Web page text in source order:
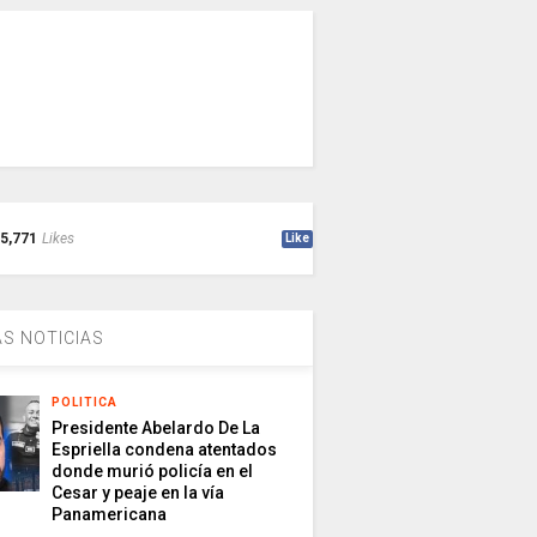
5,771 Likes Like
NOTICIAS
POLITICA
Presidente Abelardo De La
Espriella condena atentados
donde murió policía en el
Cesar y peaje en la vía
Panamericana